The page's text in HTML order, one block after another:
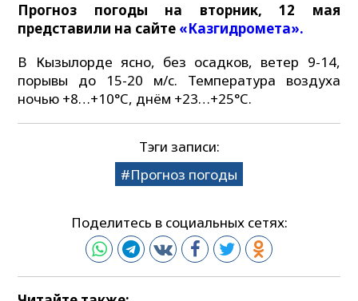
Прогноз погоды на вторник, 12 мая
представили на сайте «Казгидромета».
В Кызылорде ясно, без осадков, ветер 9-14,
порывы до 15-20 м/с. Температура воздуха
ночью +8…+10°C, днём +23…+25°C.
Тэги записи:
Прогноз погоды
Поделитесь в социальных сетях: